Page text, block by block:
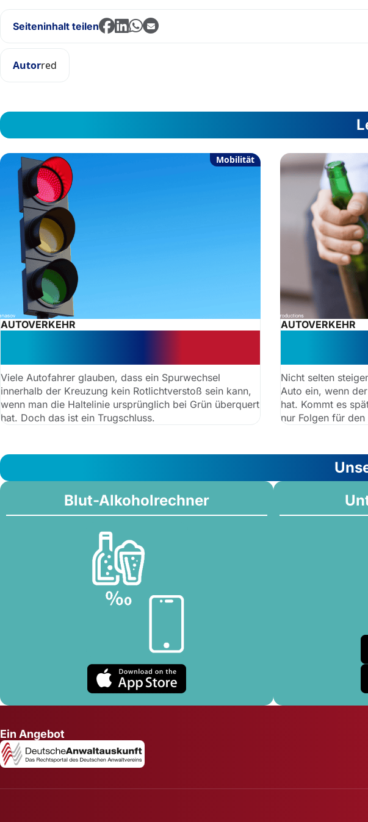
Seiteninhalt teilen
Autorred
Mobilität
AUTOVERKEHR
Viele Autofahrer glauben, dass ein Spurwechsel
innerhalb der Kreuzung kein Rotlichtverstoß sein kann,
wenn man die Haltelinie ursprünglich bei Grün überquert
hat. Doch das ist ein Trugschluss.
AUTOVERKEHR
Nicht selten
Auto ein, wenn
hat. Kommt es
nur Folgen für den
Blut-Alkoholrechner
Ein Angebot